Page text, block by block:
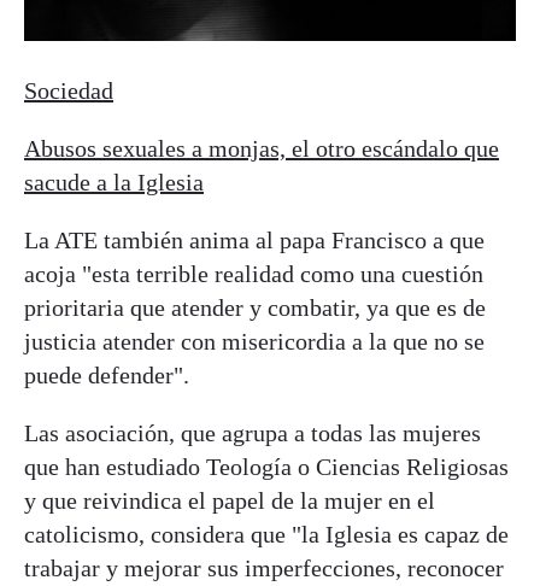
Sociedad
Abusos sexuales a monjas, el otro escándalo que
sacude a la Iglesia
La ATE también anima al papa Francisco a que
acoja "esta terrible realidad como una cuestión
prioritaria que atender y combatir, ya que es de
justicia atender con misericordia a la que no se
puede defender".
Las asociación, que agrupa a todas las mujeres
que han estudiado Teología o Ciencias Religiosas
y que reivindica el papel de la mujer en el
catolicismo, considera que "la Iglesia es capaz de
trabajar y mejorar sus imperfecciones, reconocer